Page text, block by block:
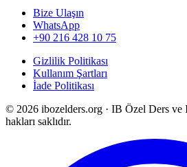
Bize Ulaşın
WhatsApp
+90 216 428 10 75
Gizlilik Politikası
Kullanım Şartları
İade Politikası
© 2026 ibozelders.org · IB Özel Ders ve
hakları saklıdır.